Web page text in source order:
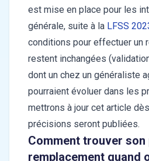
est mise en place pour les
générale, suite à la LFSS
conditions pour effectuer un
restent inchangées
dont un chez un généraliste
pourraient évoluer dans les
mettrons à jour cet article
précisions seront publiées.
Comment trouver son
remplacement quand